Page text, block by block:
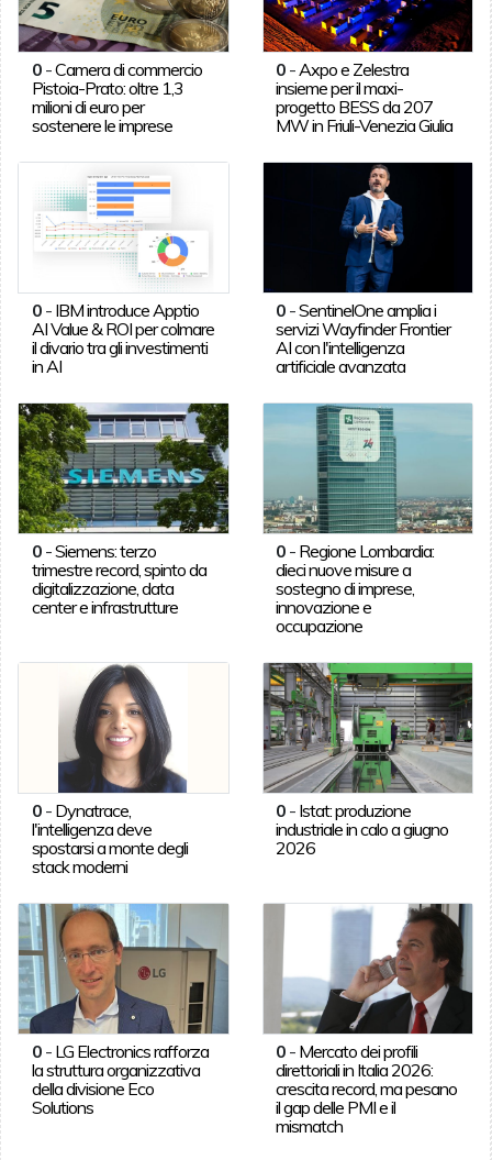
0-Camera di commercio
Pistoia-Prato: oltre 1,3
milioni di euro per
sostenere le imprese
0 - Axpo e Zelestra
insieme per il maxi-
progetto BESS da 207
MW in Friuli-Venezia Giulia
0- IBM introduce Apptio
AI Value & ROI per colmare
il divario tra gli investimenti
in AI
0 -SentinelOne amplia i
servizi Wayfinder Frontier
AI con l'intelligenza
artificiale avanzata
0-Siemens: terzo
trimestre record, spinto da
digitalizzazione, data
center e infrastrutture
0 - Regione Lombardia:
dieci nuove misure a
sostegno di imprese,
innovazione e
occupazione
0- Dynatrace,
l'intelligenza deve
spostarsi a monte degli
stack moderni
0 - Istat: produzione
industriale in calo a giugno
2026
0- LG Electronics rafforza
la struttura organizzativa
della divisione Eco
Solutions
0 - Mercato dei profili
direttoriali in Italia 2026:
crescita record, ma pesano
il gap delle PMI e il
mismatch